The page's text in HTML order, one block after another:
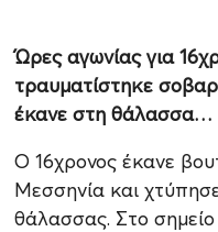
Ώρες αγωνίας για
τραυματίστηκε
έκανε στη θάλασσα…
Ο 16χρονος έκανε
Μεσσηνία και
θάλασσας. Στο